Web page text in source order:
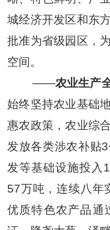
城经济开发区和东
批准为省级园区，
空间。
——农业生产
始终坚持农业基础
惠农政策，农业综
发放各类涉农补贴3
发等基础设施投入
57万吨，连续八年
优质特色农产品通